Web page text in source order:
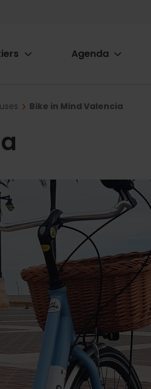
Agenda
Bike in Mind Valencia